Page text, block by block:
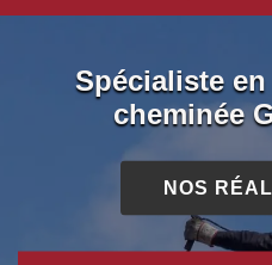
Spécialiste
cheminée
NOS